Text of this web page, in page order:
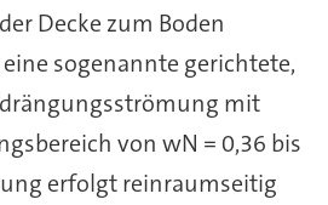
Decke zum Boden
sogenannte gerichtete,
mit
von wN = 0,36 bis
erfolgt reinraumseitig